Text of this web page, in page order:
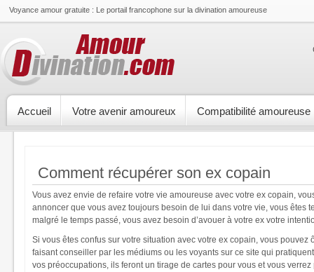
Voyance amour gratuite : Le portail francophone sur la divination amoureuse
Accueil Votre avenir amoureux Compatibilité amoureuse
Comment récupérer son ex copain
Vous avez envie de refaire votre vie amoureuse avec votre ex copain,
annoncer que vous avez toujours besoin de lui dans votre vie, vous êtes
malgré le temps passé, vous avez besoin d’avouer à votre ex votre
Si vous êtes confus sur votre situation avec votre ex copain, vous pouvez
faisant conseiller par les médiums ou les voyants sur ce site qui
vos préoccupations, ils feront un tirage de cartes pour vous et vous